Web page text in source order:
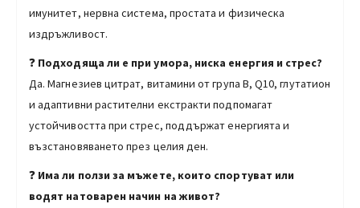
имунитет, нервна система, простата и физическа
издръжливост.
❓ Подходяща ли е при умора, ниска енергия и стрес?
Да. Магнезиев цитрат, витамини от група B, Q10, глутатион
и адаптивни растителни екстракти подпомагат
устойчивостта при стрес, поддържат енергията и
възстановяването през целия ден.
❓ Има ли ползи за мъжете, които спортуват или
водят натоварен начин на живот?